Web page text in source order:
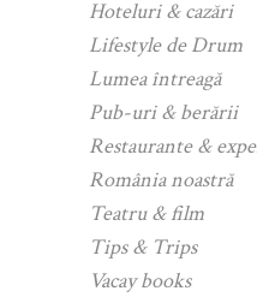
Hoteluri & cazări
Lifestyle de Drum
Lumea întreagă
Pub-uri & berării
Restaurante &
România noastră
Teatru & film
Tips & Trips
Vacay books